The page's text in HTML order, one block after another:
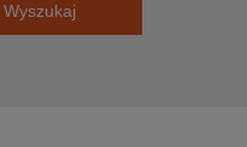
Wyszukaj